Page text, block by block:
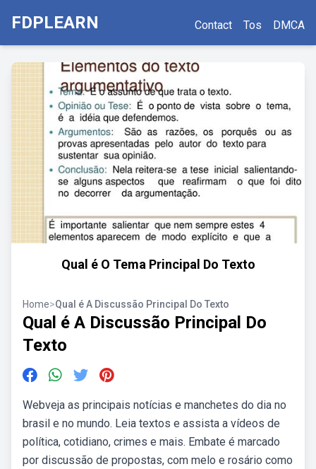
FDPLEARN Contact Tos DMCA
Qual é O Tema Principal Do Texto
Home>Qual é A Discussão Principal Do Texto
Qual é A Discussão Principal Do
Texto
Webveja as principais notícias e manchetes do dia no
brasil e no mundo. Leia textos e assista a vídeos de
política, cotidiano, crimes e mais. Embate é marcado
por discussão de propostas, com melo e rosário como